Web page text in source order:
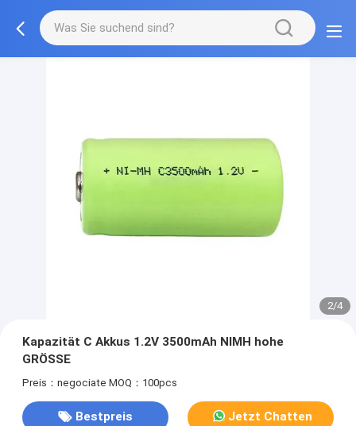
2/4
Kapazität C Akkus 1.2V 3500mAh NIMH hohe
GRÖSSE
Preis：negociate MOQ：100pcs
Bestpreis Jetzt Chatten